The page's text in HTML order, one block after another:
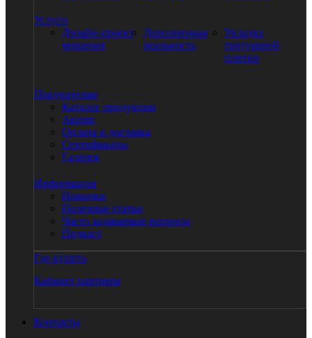
Услуги
Дизайн-проект
мощения
Дополненная
реальность
Укладка
тротуарной
плитки
Покупателям
Каталог продукции
Акции
Оплата и доставка
Сертификаты
Галерея
Информация
Новинки
Полезные статьи
Часто задаваемые вопросы
Подкаст
Где купить
Кабинет партнера
Контакты